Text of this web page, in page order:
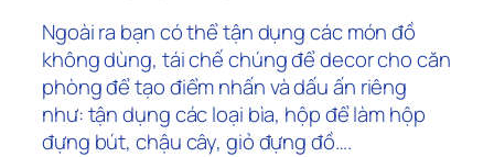
Ngoài ra bạn có thể tận dụng các món đồ
không dùng, tái chế chúng để decor cho căn
phòng để tạo điểm nhấn và dấu ấn riêng
như: tận dụng các loại bìa, hộp để làm hộp
đựng bút, chậu cây, giỏ đựng đồ….